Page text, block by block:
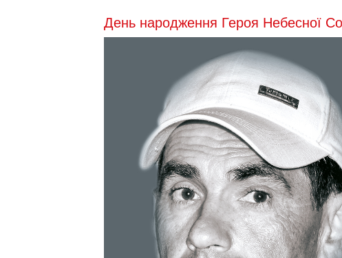
День народження Героя Небесної